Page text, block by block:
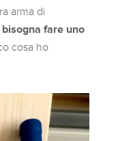
arma di
bisogna fare uno
cosa ho